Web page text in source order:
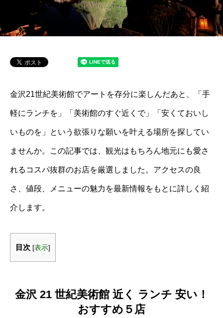
金沢21世紀美術館でアートを存分に楽しんだあと、「手
軽にランチを」「美術館のすぐ近くで」「安くておいし
いものを」という欲張りな願いを叶える場所を探してい
ませんか。この記事では、観光はもちろん地元にも愛さ
れるコスパ抜群のお店を厳選しました。アクセスの良
さ、値段、メニューの魅力を最新情報をもとに詳しく紹
介します。
目次 [表示]
金沢 21 世紀美術館 近く ランチ 安い！
おすすめ５店